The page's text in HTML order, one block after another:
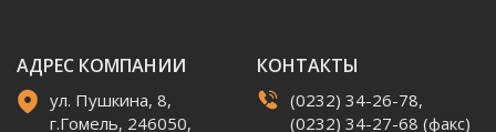
АДРЕС КОМПАНИИ
ул. Пушкина, 8,
г.Гомель, 246050,
КОНТАКТЫ
(0232) 34-26-78,
(0232) 34-27-68 (факс)